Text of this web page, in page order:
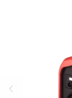
Login